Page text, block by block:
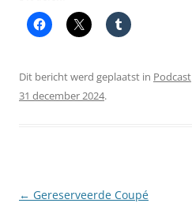
Dit bericht werd geplaatst in Podcast
31 december 2024.
Berichtnavigatie
← Gereserveerde Coupé